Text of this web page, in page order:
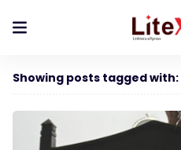
Showing posts tagged with: